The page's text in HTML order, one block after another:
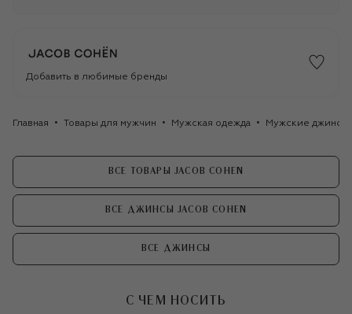
Добавить в любимые бренды
Главная Товары для мужчин Мужская одежда Мужские джинсы
ВСЕ ТОВАРЫ JACOB COHEN
ВСЕ ДЖИНСЫ JACOB COHEN
ВСЕ ДЖИНСЫ
С ЧЕМ НОСИТЬ